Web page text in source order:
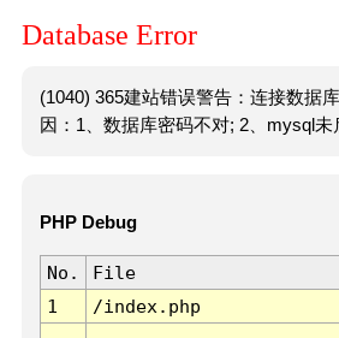
Database Error
(1040) 365建站错误警告：连接数据
因：1、数据库密码不对; 2、mysql未
PHP Debug
No. File
1
/index.php